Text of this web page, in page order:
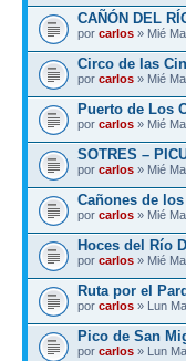
CAÑÓN DEL
por carlos » Mié
Circo de las
por carlos » Mié
Puerto de Los
por carlos » Mié
SOTRES –
por carlos » Mié
Cañones de
por carlos » Mié
Hoces del Río
por carlos » Mié
Ruta por el
por carlos » Lun
Pico de San
por carlos » Lun